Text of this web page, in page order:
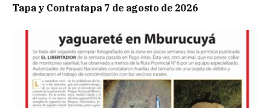
Tapa y Contratapa 7 de agosto de 2026